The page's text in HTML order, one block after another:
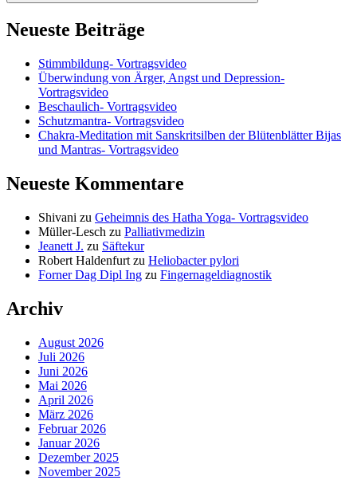
Neueste Beiträge
Stimmbildung- Vortragsvideo
Überwindung von Ärger, Angst und Depression-
Vortragsvideo
Beschaulich- Vortragsvideo
Schutzmantra- Vortragsvideo
Chakra-Meditation mit Sanskritsilben der Blütenblätter Bijas
und Mantras- Vortragsvideo
Neueste Kommentare
Shivani zu Geheimnis des Hatha Yoga- Vortragsvideo
Müller-Lesch zu Palliativmedizin
Jeanett J. zu Säftekur
Robert Haldenfurt zu Heliobacter pylori
Forner Dag Dipl Ing zu Fingernageldiagnostik
Archiv
August 2026
Juli 2026
Juni 2026
Mai 2026
April 2026
März 2026
Februar 2026
Januar 2026
Dezember 2025
November 2025